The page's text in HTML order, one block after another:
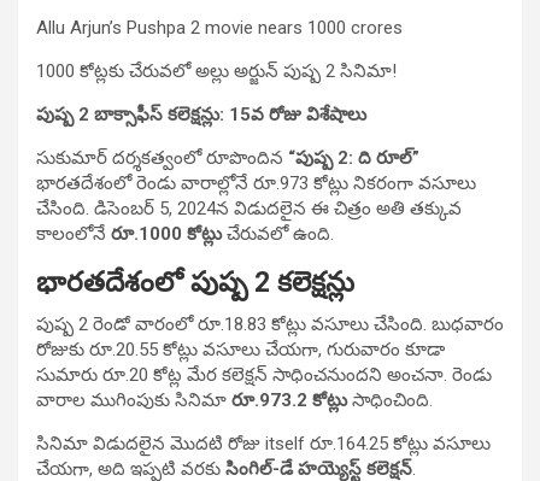
Allu Arjun’s Pushpa 2 movie nears 1000 crores
1000 కోట్లకు చేరువలో అల్లు అర్జున్ పుష్ప 2 సినిమా!
పుష్ప 2 బాక్సాఫీస్ కలెక్షన్లు: 15వ రోజు విశేషాలు
సుకుమార్ దర్శకత్వంలో రూపొందిన “పుష్ప 2: ది రూల్”
భారతదేశంలో రెండు వారాల్లోనే రూ.973 కోట్లు నికరంగా వసూలు
చేసింది. డిసెంబర్ 5, 2024న విడుదలైన ఈ చిత్రం అతి తక్కువ
కాలంలోనే రూ.1000 కోట్లుచేరువలో ఉంది.
భారతదేశంలో పుష్ప 2 కలెక్షన్లు
పుష్ప 2 రెండో వారంలో రూ.18.83 కోట్లు వసూలు చేసింది. బుధవారం
రోజుకు రూ.20.55 కోట్లు వసూలు చేయగా, గురువారం కూడా
సుమారు రూ.20 కోట్ల మేర కలెక్షన్ సాధించనుందని అంచనా. రెండు
వారాల ముగింపుకు సినిమా రూ.973.2 కోట్లుసాధించింది.
సినిమా విడుదలైన మొదటి రోజు itself రూ.164.25 కోట్లు వసూలు
చేయగా, అది ఇప్పటి వరకు సింగిల్-డే హయ్యెస్ట్ కలెక్షన్.